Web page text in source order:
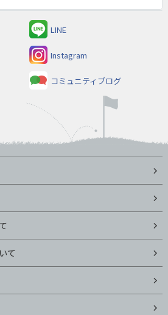
LINE
Instagram
コミュニティブログ
て